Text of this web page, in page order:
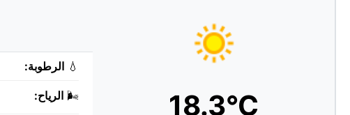
18.3°C
💧 الرطوبة:
🌬️ الرياح: